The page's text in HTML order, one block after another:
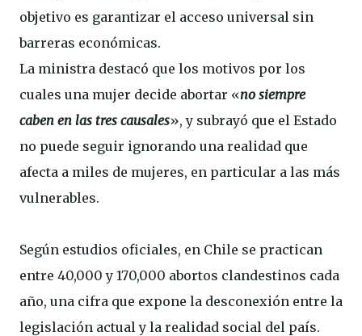
objetivo es garantizar el acceso universal sin
barreras económicas.
La ministra destacó que los motivos por los
cuales una mujer decide abortar «no siempre
caben en las tres causales», y subrayó que el Estado
no puede seguir ignorando una realidad que
afecta a miles de mujeres, en particular a las más
vulnerables.
Según estudios oficiales, en Chile se practican
entre 40,000 y 170,000 abortos clandestinos cada
año, una cifra que expone la desconexión entre la
legislación actual y la realidad social del país.